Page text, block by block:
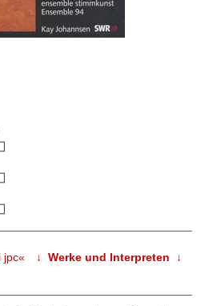
jpc« ↓ Werke und Interpreten ↓